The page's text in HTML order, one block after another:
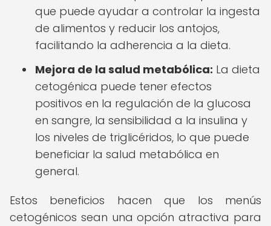
que puede ayudar a controlar la ingesta
de alimentos y reducir los antojos,
facilitando la adherencia a la dieta.
Mejora de la salud metabólica: La dieta
cetogénica puede tener efectos
positivos en la regulación de la glucosa
en sangre, la sensibilidad a la insulina y
los niveles de triglicéridos, lo que puede
beneficiar la salud metabólica en
general.
Estos beneficios hacen que los menús
cetogénicos sean una opción atractiva para